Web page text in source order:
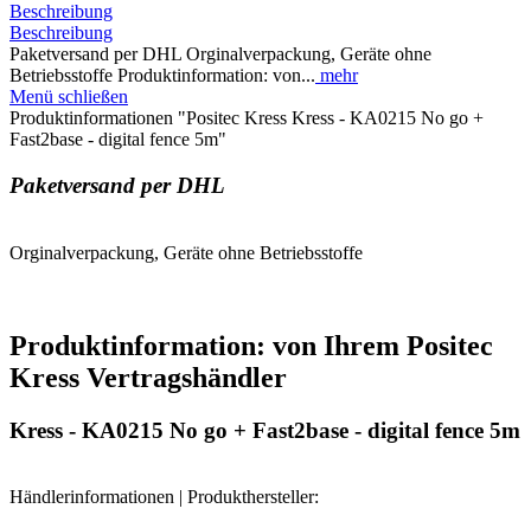
Beschreibung
Beschreibung
Paketversand per DHL Orginalverpackung, Geräte ohne
Betriebsstoffe Produktinformation: von... mehr
Menü schließen
Produktinformationen "Positec Kress Kress - KA0215 No go +
Fast2base - digital fence 5m"
Paketversand per DHL
Orginalverpackung, Geräte ohne Betriebsstoffe
Produktinformation: von Ihrem Positec
Kress Vertragshändler
Kress - KA0215 No go + Fast2base - digital fence 5m
Händlerinformationen | Produkthersteller: